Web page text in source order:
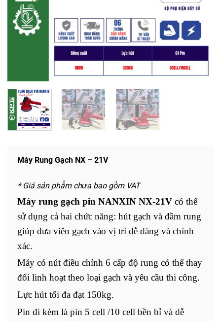
Máy Rung Gạch NX – 21V
* Giá sản phẩm chưa bao gồm VAT
Máy rung gạch pin NANXIN NX-21V có thể
sử dụng cả hai chức năng: hút gạch và đầm rung
giúp đưa viên gạch vào vị trí dễ dàng và chính
xác.
Máy có nút điều chỉnh 6 cấp độ rung có thể thay
đổi linh hoạt theo loại gạch và yêu cầu thi công.
Lực hút tối đa đạt 150kg.
Pin đi kèm là pin 5 cell /10 cell bền bỉ và dễ